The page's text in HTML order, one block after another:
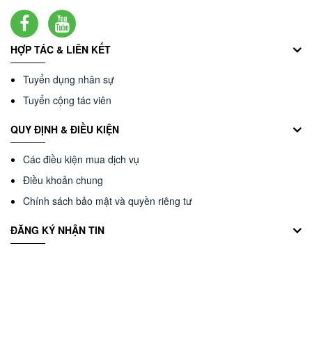
HỢP TÁC & LIÊN KẾT
Tuyển dụng nhân sự
Tuyển cộng tác viên
QUY ĐỊNH & ĐIỀU KIỆN
Các điều kiện mua dịch vụ
Điều khoản chung
Chính sách bảo mật và quyền riêng tư
ĐĂNG KÝ NHẬN TIN